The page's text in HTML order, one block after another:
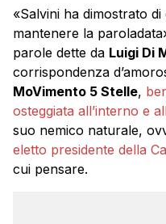
«Salvini ha dimostrato
mantenere la
parole dette da Luigi Di
corrispondenza
MoVimento 5 Stelle,
osteggiata all’interno e
suo nemico naturale,
eletto presidente della
cui pensare.